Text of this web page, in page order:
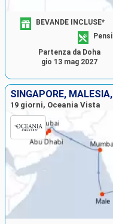
BEVANDE INCLUSE*
Partenza da Doha
gio 13 mag 2027
19 giorni, Oceania Vista